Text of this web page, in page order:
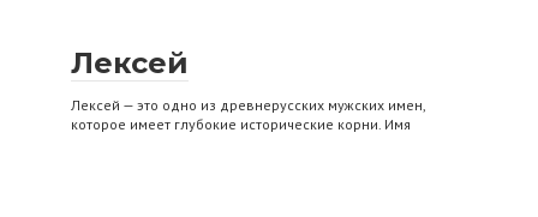
Лексей
Лексей — это одно из древнерусских мужских имен,
которое имеет глубокие исторические корни. Имя